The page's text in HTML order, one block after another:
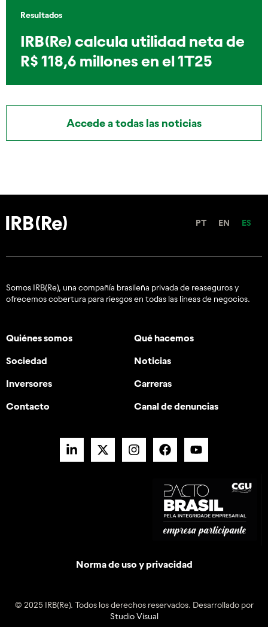
Resultados
IRB(Re) calcula utilidad neta de
R$ 118,6 millones en el 1T25
Accede a todas las noticias
PT EN ES
Somos IRB(Re), una compañía brasileña privada de reaseguros y
ofrecemos cobertura para riesgos en todas las líneas de negocios.
Quiénes somos Qué hacemos
Sociedad Noticias
Inversores Carreras
Contacto Canal de denuncias
Norma de uso y privacidad
© 2025 IRB(Re). Todos los derechos reservados. Desarrollado por
Studio Visual